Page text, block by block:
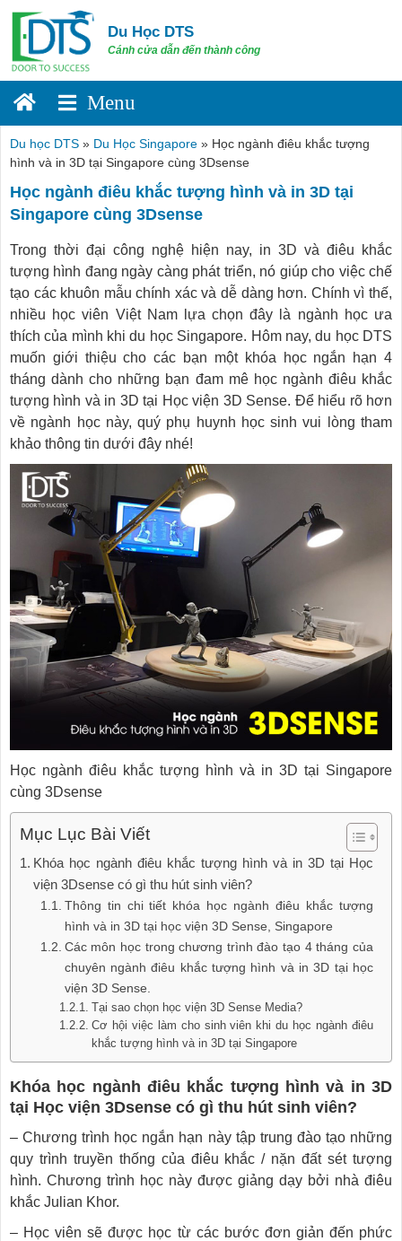
Du Học DTS
Cánh cửa dẫn đến thành công
Du học DTS » Du Học Singapore » Học ngành điêu khắc tượng
hình và in 3D tại Singapore cùng 3Dsense
Học ngành điêu khắc tượng hình và in 3D tại
Singapore cùng 3Dsense
Trong thời đại công nghệ hiện nay, in 3D và điêu khắc
tượng hình đang ngày càng phát triển, nó giúp cho việc chế
tạo các khuôn mẫu chính xác và dễ dàng hơn. Chính vì thế,
nhiều học viên Việt Nam lựa chọn đây là ngành học ưa
thích của mình khi du học Singapore. Hôm nay, du học DTS
muốn giới thiệu cho các bạn một khóa học ngắn hạn 4
tháng dành cho những bạn đam mê học ngành điêu khắc
tượng hình và in 3D tại Học viện 3D Sense. Để hiểu rõ hơn
về ngành học này, quý phụ huynh học sinh vui lòng tham
khảo thông tin dưới đây nhé!
Học ngành điêu khắc tượng hình và in 3D tại Singapore
cùng 3Dsense
Mục Lục Bài Viết
Khóa học ngành điêu khắc tượng hình và in 3D tại Học
viện 3Dsense có gì thu hút sinh viên?
Thông tin chi tiết khóa học ngành điêu khắc tượng
hình và in 3D tại học viện 3D Sense, Singapore
Các môn học trong chương trình đào tạo 4 tháng của
chuyên ngành điêu khắc tượng hình và in 3D tại học
viện 3D Sense.
Tại sao chọn học viện 3D Sense Media?
Cơ hội việc làm cho sinh viên khi du học ngành điêu
khắc tượng hình và in 3D tại Singapore
Khóa học ngành điêu khắc tượng hình và in 3D
tại Học viện 3Dsense có gì thu hút sinh viên?
– Chương trình học ngắn hạn này tập trung đào tạo những
quy trình truyền thống của điêu khắc / nặn đất sét tượng
hình. Chương trình học này được giảng dạy bởi nhà điêu
khắc Julian Khor.
– Học viên sẽ được học từ các bước đơn giản đến phức